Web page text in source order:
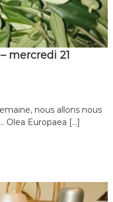
mercredi 21
nous allons nous
Olea Europaea […]